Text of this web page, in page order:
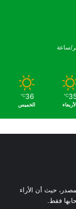
℃
36
℃
الخميس
حيث أن الأراء
فقط.